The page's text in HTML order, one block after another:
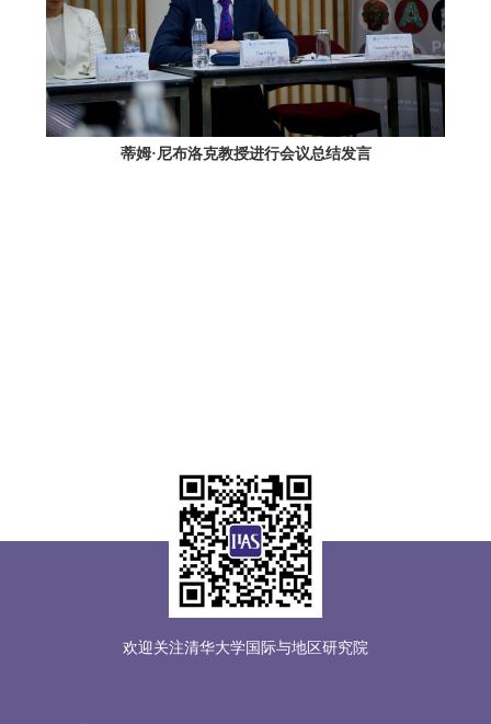
蒂姆·尼布洛克教授进行会议总结发言
欢迎关注清华大学国际与地区研究院